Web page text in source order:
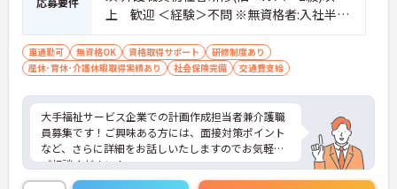
上 歓迎 ＜経験＞不問 ※無資格者:入社半年
以内に会社負担で認知症介護基礎研修受講
車通勤可 無資格OK 資格取得サポート
研修制度あり
産休･育休･介護休暇取得実績あり
社会保険完備 交通費支給
大手福祉サービス企業での計画作成担当者兼介護職
員募集です！ご興味ある方には、面接対策ポイント
など、さらに詳細をお話しいたしますのでお気軽に
ご相談ください！